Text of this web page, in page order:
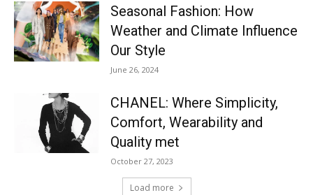
Seasonal Fashion: How
Weather and Climate Influence
Our Style
June 26, 2024
CHANEL: Where Simplicity,
Comfort, Wearability and
Quality met
October 27, 2023
Load more